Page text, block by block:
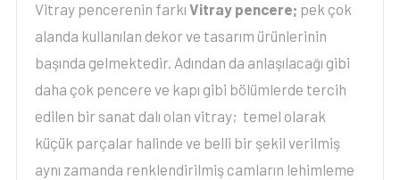
Vitray pencerenin farkı Vitray pencere; pek çok
alanda kullanılan dekor ve tasarım ürünlerinin
başında gelmektedir. Adından da anlaşılacağı gibi
daha çok pencere ve kapı gibi bölümlerde tercih
edilen bir sanat dalı olan vitray; temel olarak
küçük parçalar halinde ve belli bir şekil verilmiş
aynı zamanda renklendirilmiş camların lehimleme